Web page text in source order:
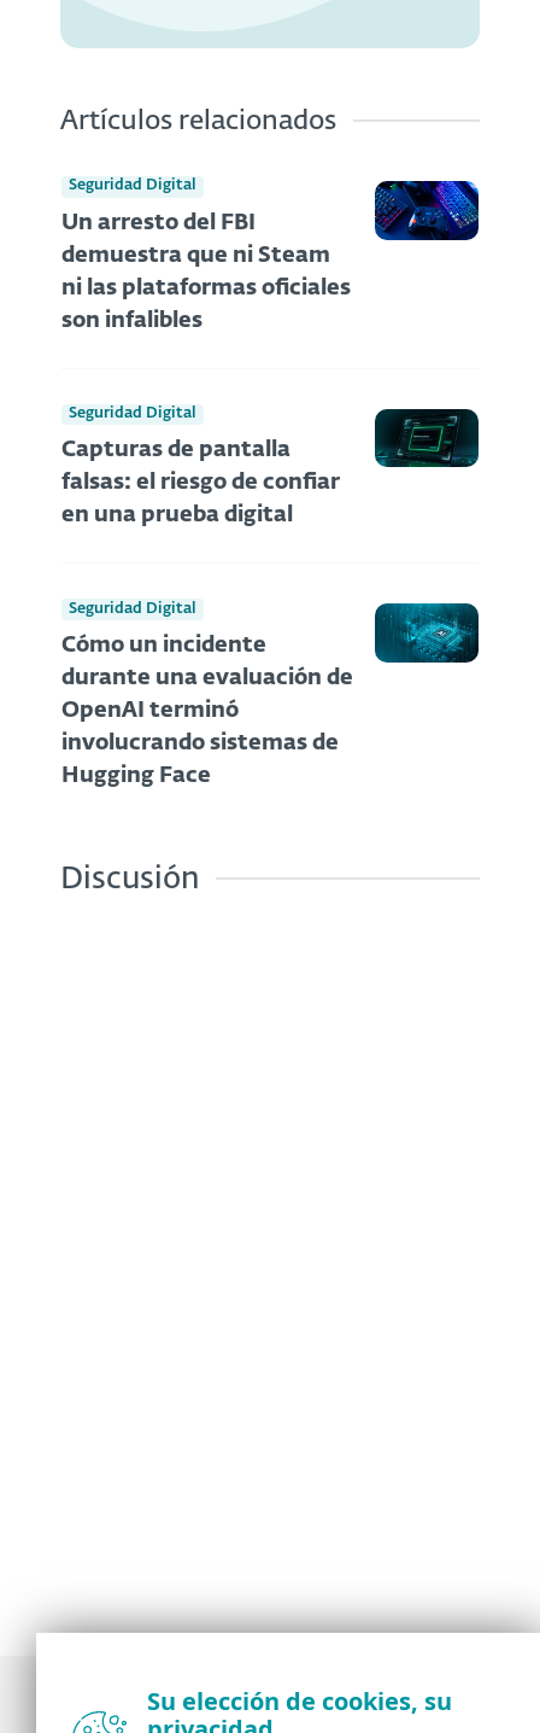
Artículos relacionados
Seguridad Digital
Un arresto del FBI
demuestra que ni Steam
ni las plataformas oficiales
son infalibles
Seguridad Digital
Capturas de pantalla
falsas: el riesgo de confiar
en una prueba digital
Seguridad Digital
Cómo un incidente
durante una evaluación de
OpenAI terminó
involucrando sistemas de
Hugging Face
Discusión
Su elección de cookies, su